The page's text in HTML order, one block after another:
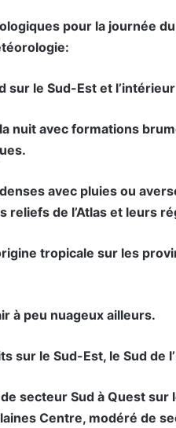
pour la journée
sur le Sud-Est et
nuit avec formations
avec pluies ou
reliefs de l’Atlas et leurs
tropicale sur les
à peu nuageux ailleurs.
sur le Sud-Est, le Sud de
secteur Sud à Quest
Centre, modéré de